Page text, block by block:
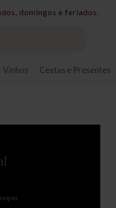
Vinhos Cestas e Presentes